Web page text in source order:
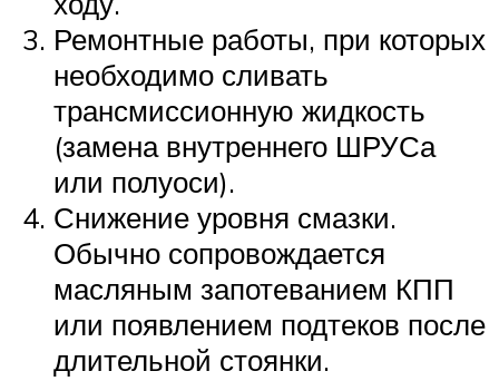
Ремонтные работы, при которых
необходимо сливать
трансмиссионную жидкость
(замена внутреннего ШРУСа
или полуоси).
Снижение уровня смазки.
Обычно сопровождается
масляным запотеванием КПП
или появлением подтеков после
длительной стоянки.